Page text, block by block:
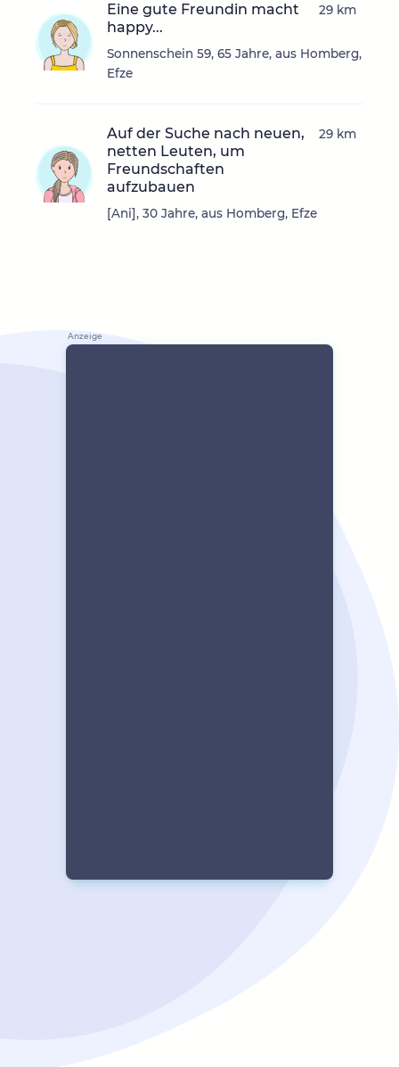
Eine gute Freundin macht
happy...
Sonnenschein 59, 65 Jahre, aus Homberg,
Efze
29 km
Auf der Suche nach neuen,
netten Leuten, um
Freundschaften
aufzubauen
[Ani], 30 Jahre, aus Homberg, Efze
29 km